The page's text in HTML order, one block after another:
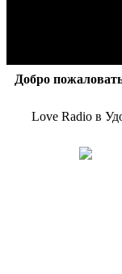
Добро
Love Radio в